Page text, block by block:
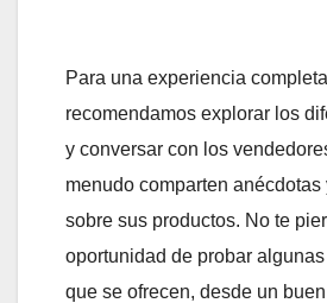
Para una experiencia
recomendamos explorar los
y conversar con los
menudo comparten anécdotas
sobre sus productos. No te
oportunidad de probar
que se ofrecen, desde un